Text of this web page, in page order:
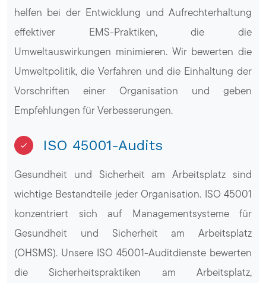
helfen bei der Entwicklung und Aufrechterhaltung
effektiver EMS-Praktiken, die die
Umweltauswirkungen minimieren. Wir bewerten die
Umweltpolitik, die Verfahren und die Einhaltung der
Vorschriften einer Organisation und geben
Empfehlungen für Verbesserungen.
ISO 45001-Audits
Gesundheit und Sicherheit am Arbeitsplatz sind
wichtige Bestandteile jeder Organisation. ISO 45001
konzentriert sich auf Managementsysteme für
Gesundheit und Sicherheit am Arbeitsplatz
(OHSMS). Unsere ISO 45001-Auditdienste bewerten
die Sicherheitspraktiken am Arbeitsplatz,